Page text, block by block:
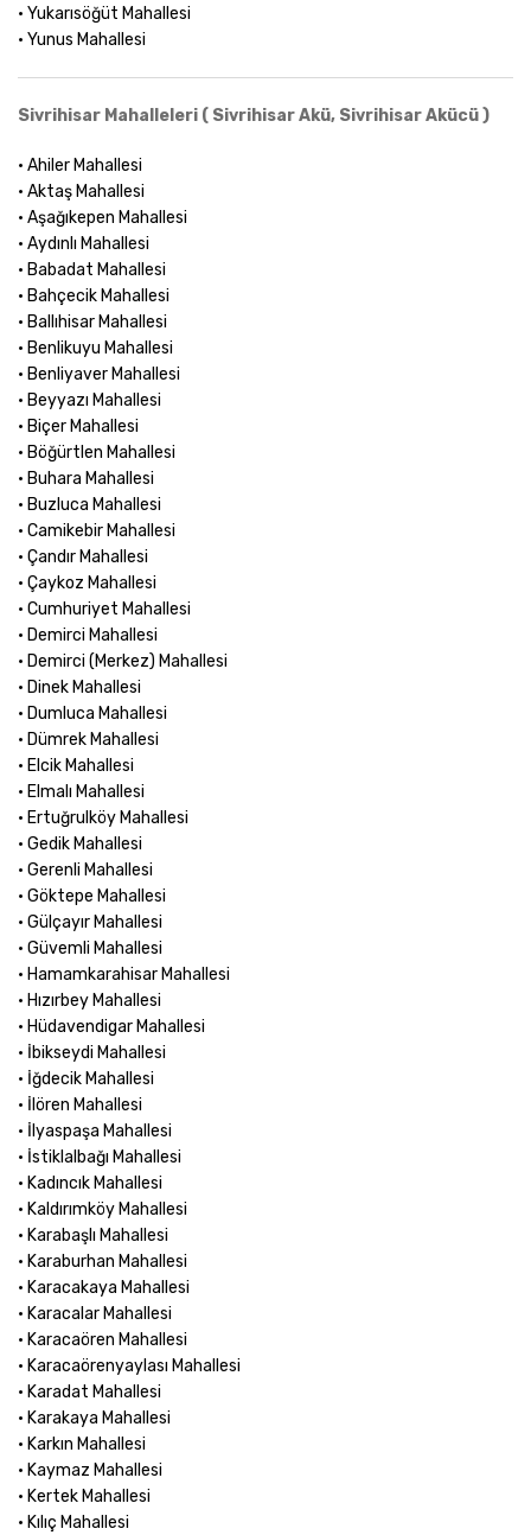
• Yukarısöğüt Mahallesi
• Yunus Mahallesi
Sivrihisar Mahalleleri ( Sivrihisar Akü, Sivrihisar Akücü )
• Ahiler Mahallesi
• Aktaş Mahallesi
• Aşağıkepen Mahallesi
• Aydınlı Mahallesi
• Babadat Mahallesi
• Bahçecik Mahallesi
• Ballıhisar Mahallesi
• Benlikuyu Mahallesi
• Benliyaver Mahallesi
• Beyyazı Mahallesi
• Biçer Mahallesi
• Böğürtlen Mahallesi
• Buhara Mahallesi
• Buzluca Mahallesi
• Camikebir Mahallesi
• Çandır Mahallesi
• Çaykoz Mahallesi
• Cumhuriyet Mahallesi
• Demirci Mahallesi
• Demirci (Merkez) Mahallesi
• Dinek Mahallesi
• Dumluca Mahallesi
• Dümrek Mahallesi
• Elcik Mahallesi
• Elmalı Mahallesi
• Ertuğrulköy Mahallesi
• Gedik Mahallesi
• Gerenli Mahallesi
• Göktepe Mahallesi
• Gülçayır Mahallesi
• Güvemli Mahallesi
• Hamamkarahisar Mahallesi
• Hızırbey Mahallesi
• Hüdavendigar Mahallesi
• İbikseydi Mahallesi
• İğdecik Mahallesi
• İlören Mahallesi
• İlyaspaşa Mahallesi
• İstiklalbağı Mahallesi
• Kadıncık Mahallesi
• Kaldırımköy Mahallesi
• Karabaşlı Mahallesi
• Karaburhan Mahallesi
• Karacakaya Mahallesi
• Karacalar Mahallesi
• Karacaören Mahallesi
• Karacaörenyaylası Mahallesi
• Karadat Mahallesi
• Karakaya Mahallesi
• Karkın Mahallesi
• Kaymaz Mahallesi
• Kertek Mahallesi
• Kılıç Mahallesi